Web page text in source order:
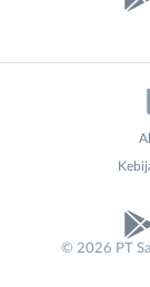
No. Telp /
© 2026 PT